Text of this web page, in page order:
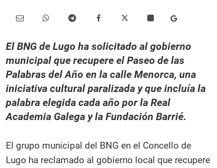
El BNG de Lugo ha solicitado al gobierno
municipal que recupere el Paseo de las
Palabras del Año en la calle Menorca, una
iniciativa cultural paralizada y que incluía la
palabra elegida cada año por la Real
Academia Galega y la Fundación Barrié.
El grupo municipal del BNG en el Concello de
Lugo ha reclamado al gobierno local que recupere